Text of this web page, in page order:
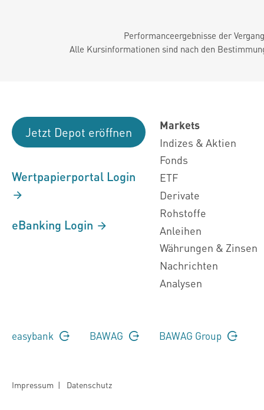
Performanceergebnisse der
Alle Kursinformationen sind nach den
Jetzt Depot eröffnen
Wertpapierportal Login
eBanking Login
Markets
Indizes & Aktien
Fonds
ETF
Derivate
Rohstoffe
Anleihen
Währungen & Zinsen
Nachrichten
Analysen
easybank BAWAG BAWAG Group
Impressum | Datenschutz